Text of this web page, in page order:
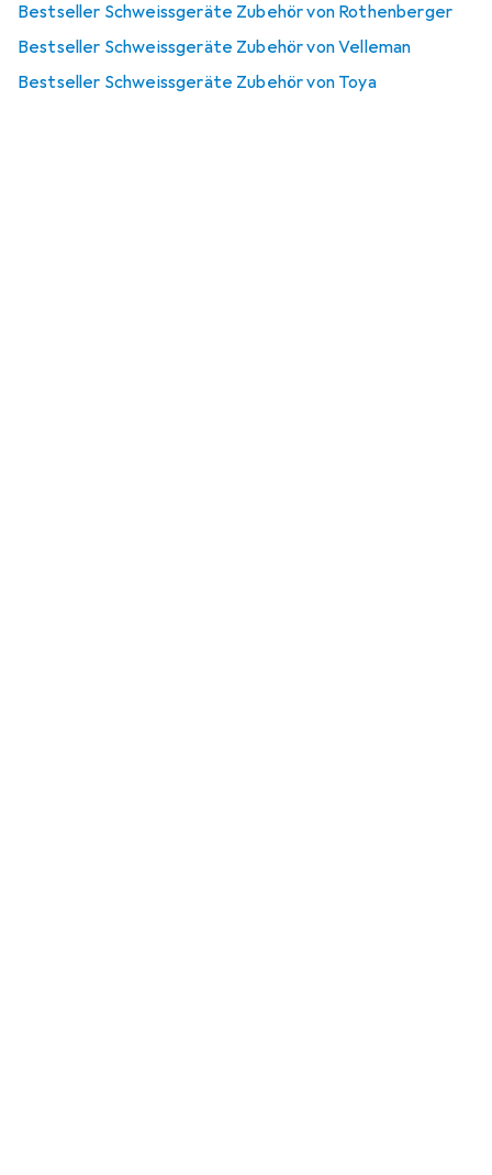
Bestseller Schweissgeräte Zubehör von Rothenberger
Bestseller Schweissgeräte Zubehör von Velleman
Bestseller Schweissgeräte Zubehör von Toya